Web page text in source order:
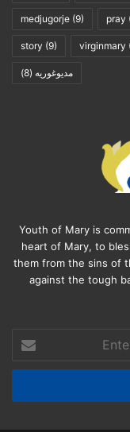
medjugorje (9) pray
story (9) virginmary
مديوغوريه (8)
Youth of Mary is
heart of Mary, to
them from the sins of
against the tough
your
Email